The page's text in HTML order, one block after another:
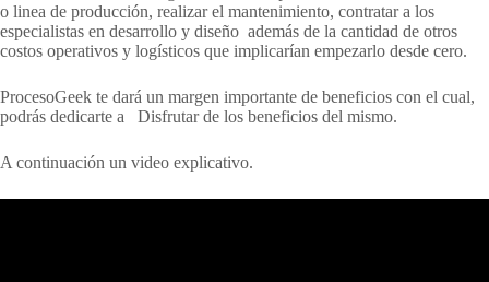
o linea de producción, realizar el mantenimiento, contratar a los
especialistas en desarrollo y diseño además de la cantidad de otros
costos operativos y logísticos que implicarían empezarlo desde cero.
ProcesoGeek te dará un margen importante de beneficios con el cual,
podrás dedicarte a Disfrutar de los beneficios del mismo.
A continuación un video explicativo.